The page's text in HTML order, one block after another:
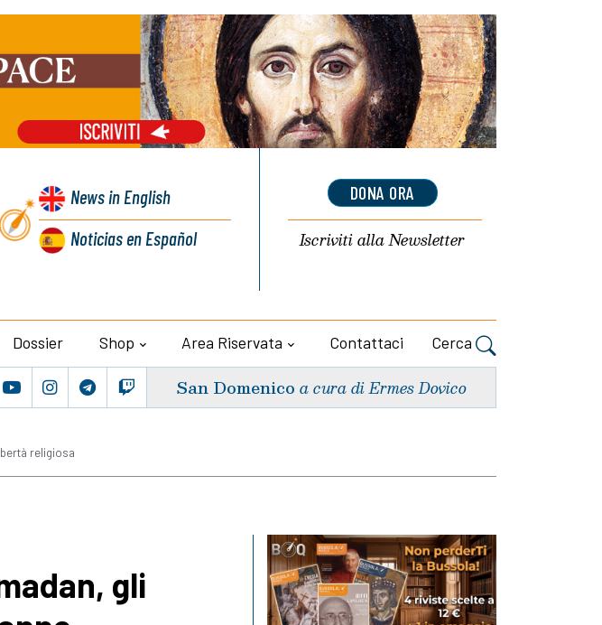
Newsin English
Noticiasen Español
DONA ORA
Iscriviti allaNewsletter
Dossier Shop Area Riservata Contattaci Cerca
San Domenico a cura di Ermes Dovico
religiosa
gli